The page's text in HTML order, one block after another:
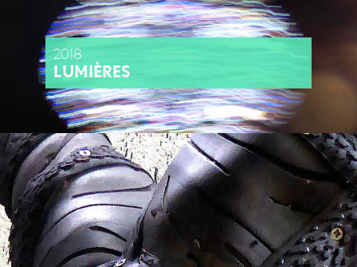
2018
LUMIÈRES